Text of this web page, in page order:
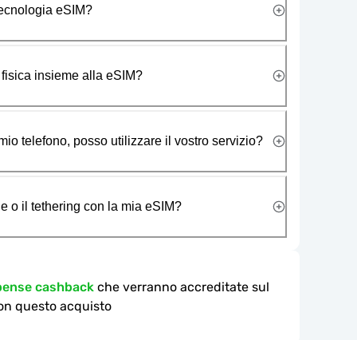
eSIM?
insieme alla eSIM?
telefono, posso utilizzare il vostro servizio?
o il tethering con la mia eSIM?
cashback che verranno accreditate sul
questo acquisto